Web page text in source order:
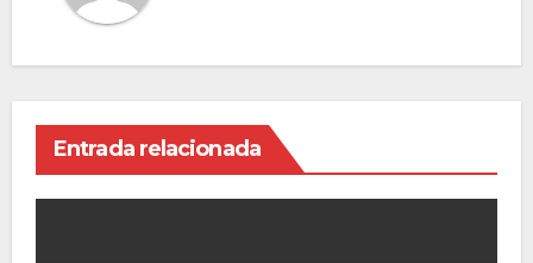
Entrada relacionada